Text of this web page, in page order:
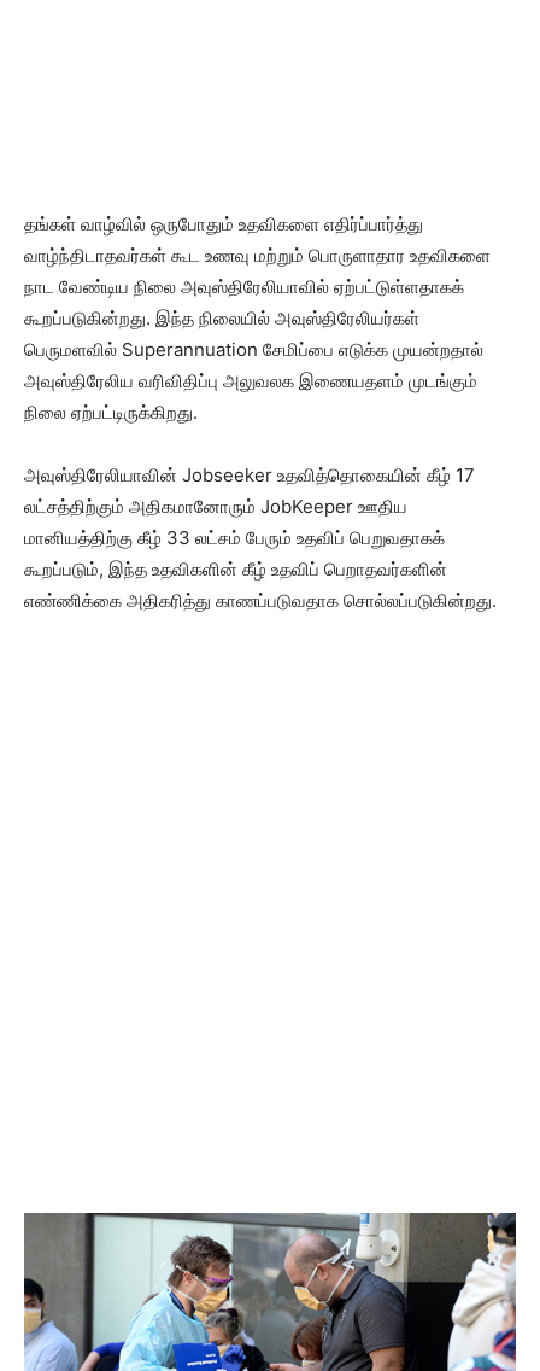
தங்கள் வாழ்வில் ஒருபோதும் உதவிகளை எதிர்ப்பார்த்து
வாழ்ந்திடாதவர்கள் கூட உணவு மற்றும் பொருளாதார உதவிகளை
நாட வேண்டிய நிலை அவுஸ்திரேலியாவில் ஏற்பட்டுள்ளதாகக்
கூறப்படுகின்றது. இந்த நிலையில் அவுஸ்திரேலியர்கள்
பெருமளவில் Superannuation சேமிப்பை எடுக்க முயன்றதால்
அவுஸ்திரேலிய வரிவிதிப்பு அலுவலக இணையதளம் முடங்கும்
நிலை ஏற்பட்டிருக்கிறது.
அவுஸ்திரேலியாவின் Jobseeker உதவித்தொகையின் கீழ் 17
லட்சத்திற்கும் அதிகமானோரும் JobKeeper ஊதிய
மானியத்திற்கு கீழ் 33 லட்சம் பேரும் உதவிப் பெறுவதாகக்
கூறப்படும், இந்த உதவிகளின் கீழ் உதவிப் பெறாதவர்களின்
எண்ணிக்கை அதிகரித்து காணப்படுவதாக சொல்லப்படுகின்றது.